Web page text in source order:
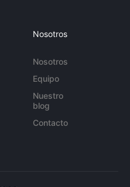
Nosotros
Nosotros
Equipo
Nuestro
blog
Contacto